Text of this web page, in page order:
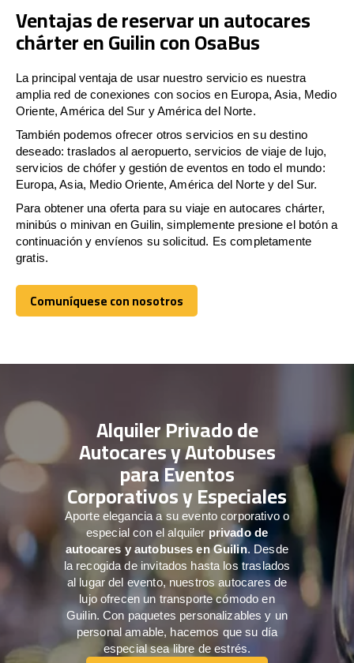
Ventajas de reservar un autocares
chárter en Guilin con OsaBus
La principal ventaja de usar nuestro servicio es nuestra
amplia red de conexiones con socios en Europa, Asia, Medio
Oriente, América del Sur y América del Norte.
También podemos ofrecer otros servicios en su destino
deseado: traslados al aeropuerto, servicios de viaje de lujo,
servicios de chófer y gestión de eventos en todo el mundo:
Europa, Asia, Medio Oriente, América del Norte y del Sur.
Para obtener una oferta para su viaje en autocares chárter,
minibús o minivan en Guilin, simplemente presione el botón a
continuación y envíenos su solicitud. Es completamente
gratis.
Comuníquese con nosotros
Comuníquese con nosotros
Alquiler Privado de
Autocares y Autobuses
para Eventos
Corporativos y Especiales
Aporte elegancia a su evento corporativo o
especial con el alquiler privado de
autocares y autobuses en Guilin. Desde
la recogida de invitados hasta los traslados
al lugar del evento, nuestros autocares de
lujo ofrecen un transporte cómodo en
Guilin. Con paquetes personalizables y un
personal amable, hacemos que su día
especial sea libre de estrés.